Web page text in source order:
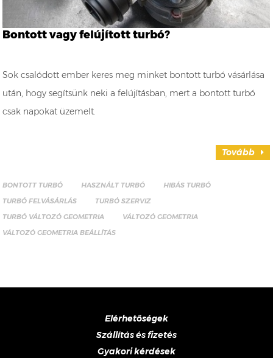
Bontott vagy felújított turbó?
Sok csalódott ember keres meg minket bontott turbó vásárlása
után, hogy segítsünk neki a felújításban, mert a bontott turbó
csak napokat üzemelt.
Tovább
BONTOTT TURBÓ HASZNÁLT TURBÓ
HIBÁS TURBÓ
TURBÓ FELVÁSÁRLÁS
TURBÓ SZERVIZ
TURBÓ VÁLTOZÓ GEOMETRIA
VÁLTOZÓ GEOMETRIA
VÁLTOZÓ GEOMETRIA BEÁLLÍTÁS
Elérhetőségek
Szállítás és fizetés
Gyakori kérdések